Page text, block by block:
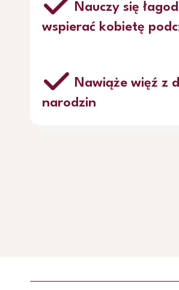
Nauczy się
wspierać kobietę
Nawiąże więź z
narodzin